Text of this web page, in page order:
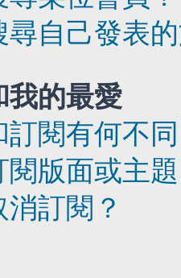
尋自己發表
我的最愛
訂閱有何不
閱版面或主
訂閱？